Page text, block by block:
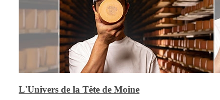
L'Univers de la Tête de Moine